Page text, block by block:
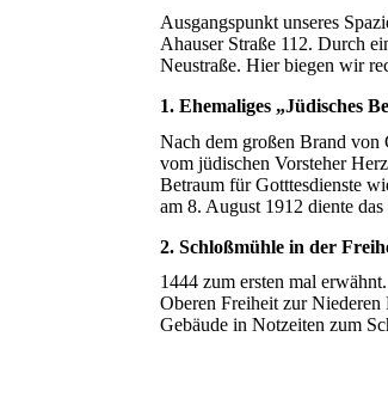
Ausgangspunkt unseres
Ahauser Straße 112. Durch
Neustraße. Hier biegen wir
1. Ehemaliges „Jüdisches
Nach dem großen Brand von
vom jüdischen Vorsteher
Betraum für Gotttesdienste
am 8. August 1912 diente
2. Schloßmühle in der
1444 zum ersten mal
Oberen Freiheit zur Niederen
Gebäude in Notzeiten zum